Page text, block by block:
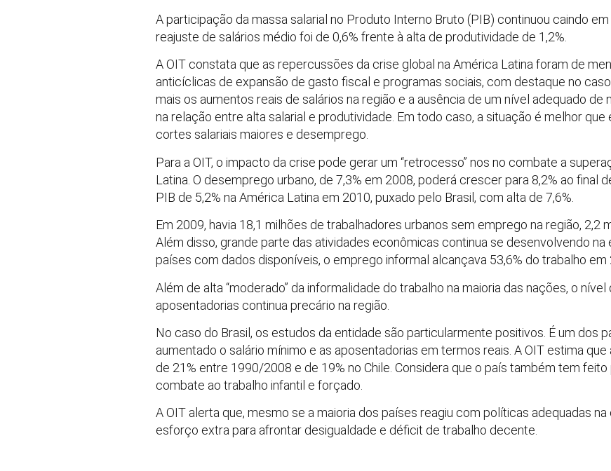
A participação da massa salarial no Produto Interno Bruto (PIB) continuou caindo
reajuste de salários médio foi de 0,6% frente à alta de produtividade de 1,2%.
A OIT constata que as repercussões da crise global na América Latina foram de
anticíclicas de expansão de gasto fiscal e programas sociais, com destaque no
mais os aumentos reais de salários na região e a ausência de um nível adequado
na relação entre alta salarial e produtividade. Em todo caso, a situação é melhor
cortes salariais maiores e desemprego.
Para a OIT, o impacto da crise pode gerar um “retrocesso” nos no combate a
Latina. O desemprego urbano, de 7,3% em 2008, poderá crescer para 8,2% ao final
PIB de 5,2% na América Latina em 2010, puxado pelo Brasil, com alta de 7,6%.
Em 2009, havia 18,1 milhões de trabalhadores urbanos sem emprego na região, 2,2
Além disso, grande parte das atividades econômicas continua se desenvolvendo na
países com dados disponíveis, o emprego informal alcançava 53,6% do trabalho em
Além de alta “moderado” da informalidade do trabalho na maioria das nações, o
aposentadorias continua precário na região.
No caso do Brasil, os estudos da entidade são particularmente positivos. É um dos
aumentado o salário mínimo e as aposentadorias em termos reais. A OIT estima
de 21% entre 1990/2008 e de 19% no Chile. Considera que o país também tem
combate ao trabalho infantil e forçado.
A OIT alerta que, mesmo se a maioria dos países reagiu com políticas adequadas
esforço extra para afrontar desigualdade e déficit de trabalho decente.